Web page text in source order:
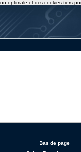
Bas de page
optimale et des cookies tiers